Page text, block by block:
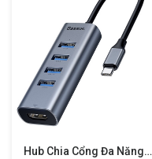
Hub Chia Cổng Đa Năng 5 In 1 PD Type-C Ra 4 Cổng USB 3.0 Và HDMI Chuẩn 4K Hiệu Baseus Enjoy Series